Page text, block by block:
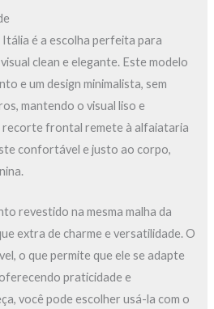
Itália é a escolha perfeita para
clean e elegante. Este modelo
e um design minimalista, sem
mantendo o visual liso e
recorte frontal remete à alfaiataria
confortável e justo ao corpo,
revestido na mesma malha da
extra de charme e versatilidade. O
o que permite que ele se adapte
praticidade e
você pode escolher usá-la com o